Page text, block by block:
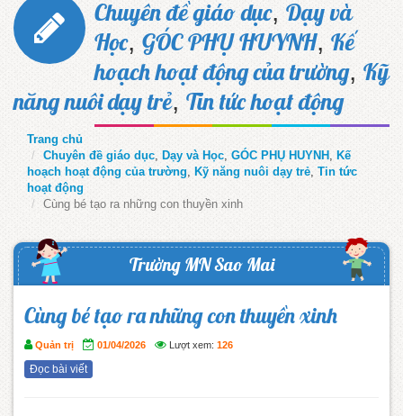
Chuyên đề giáo dục,Dạy và
Học,GÓC PHỤ HUYNH, Kế
hoạch hoạt động của trường, Kỹ
năng nuôi dạy trẻ, Tin tức hoạt động
Trang chủ
Chuyên đề giáo dục Dạy và Học GÓC PHỤ HUYNH Kế
hoạch hoạt động của trường Kỹ năng nuôi dạy trẻ Tin tức
hoạt động
Cùng bé tạo ra những con thuyền xinh
Trường MN Sao Mai
Cùng bé tạo ra những con thuyền xinh
Quản trị 01/04/2026 Lượt xem: 126
Đọc bài viết